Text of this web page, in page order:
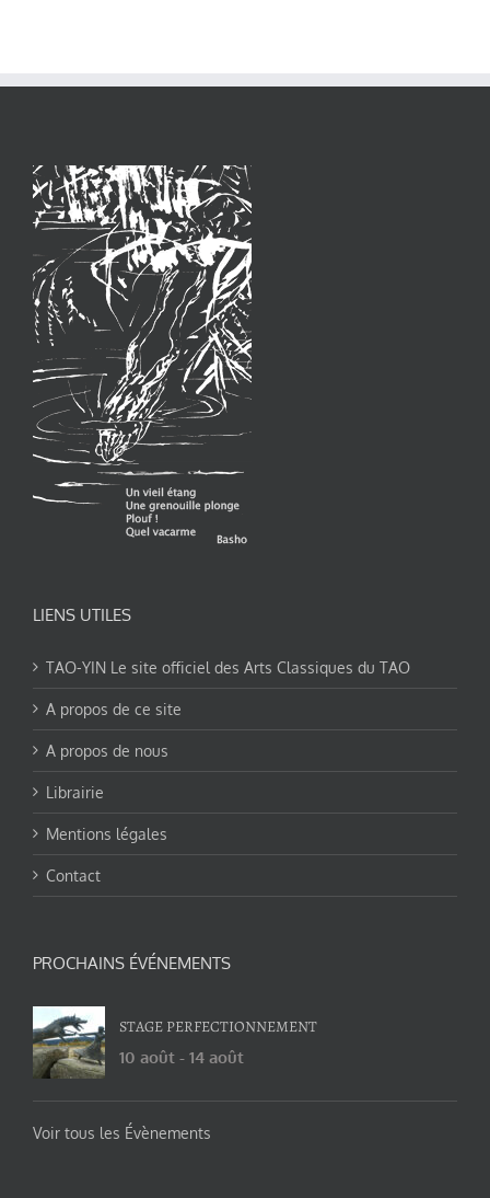
LIENS UTILES
TAO-YIN Le site officiel des Arts Classiques du TAO
A propos de ce site
A propos de nous
Librairie
Mentions légales
Contact
PROCHAINS ÉVÉNEMENTS
STAGE PERFECTIONNEMENT
10 août - 14 août
Voir tous les Évènements